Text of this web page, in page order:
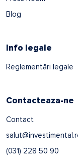
Blog
Info legale
Reglementări legale
Contacteaza-ne
Contact
(031) 228 50 90